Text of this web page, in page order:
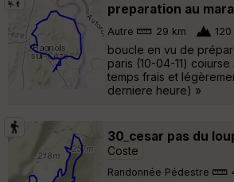
preparation au
Autre 29 km 120
boucle en vu de
paris (10-04-11)
temps frais et
derniere heure) »
30_cesar pas du
Coste
Randonnée Pédestre